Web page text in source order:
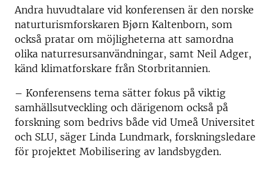
Andra huvudtalare vid konferensen är den norske
naturturismforskaren Bjørn Kaltenborn, som
också pratar om möjligheterna att samordna
olika naturresursanvändningar, samt Neil Adger,
känd klimatforskare från Storbritannien.
– Konferensens tema sätter fokus på viktig
samhällsutveckling och därigenom också på
forskning som bedrivs både vid Umeå Universitet
och SLU, säger Linda Lundmark, forskningsledare
för projektet Mobilisering av landsbygden.